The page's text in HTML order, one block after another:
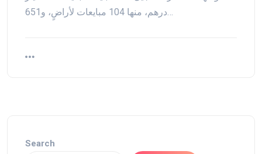
درهم، منها 104 مبايعات لأراضٍ، و651…
Search